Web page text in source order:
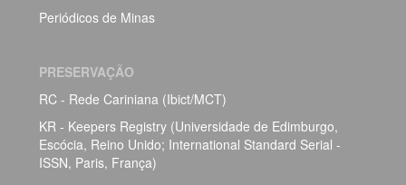
Periódicos de Minas
PRESERVAÇÃO
RC - Rede Cariniana (Ibict/MCT)
KR - Keepers Registry (Universidade de Edimburgo,
Escócia, Reino Unido; International Standard Serial -
ISSN, Paris, França)